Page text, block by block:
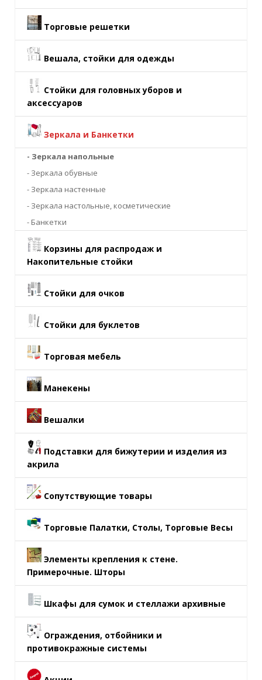
Торговые решетки
Вешала, стойки для одежды
Стойки для головных уборов и
аксессуаров
Зеркала и Банкетки
- Зеркала напольные
- Зеркала обувные
- Зеркала настенные
- Зеркала настольные, косметические
- Банкетки
Корзины для распродаж и
Накопительные стойки
Стойки для очков
Стойки для буклетов
Торговая мебель
Манекены
Вешалки
Подставки для бижутерии и изделия из
акрила
Сопутствующие товары
Торговые Палатки, Столы, Торговые Весы
Элементы крепления к стене.
Примерочные. Шторы
Шкафы для сумок и стеллажи архивные
Ограждения, отбойники и
противокражные системы